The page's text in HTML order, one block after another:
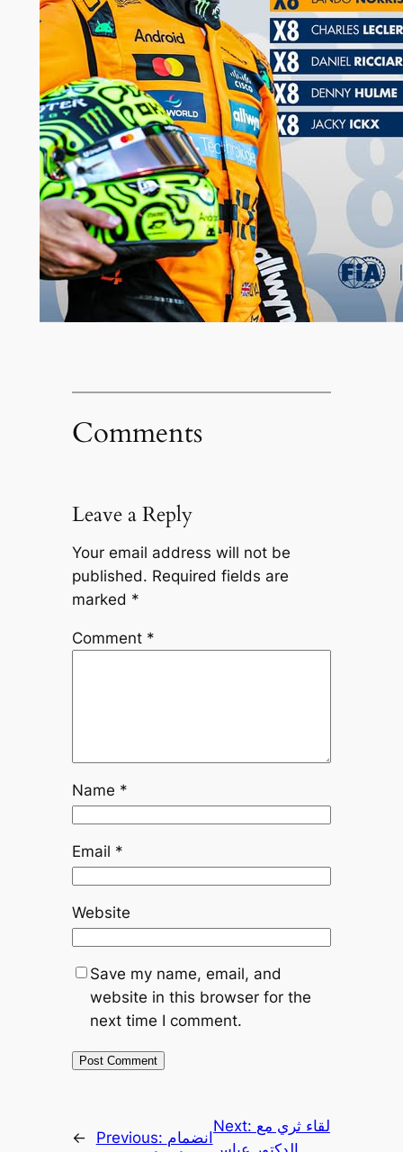
Comments
Leave a Reply
Your email address will not be
published. Required fields are
marked *
Comment *
Name *
Email *
Website
Save my name, email, and
website in this browser for the
next time I comment.
← Previous: انضمام
Next: لقاء ثري مع